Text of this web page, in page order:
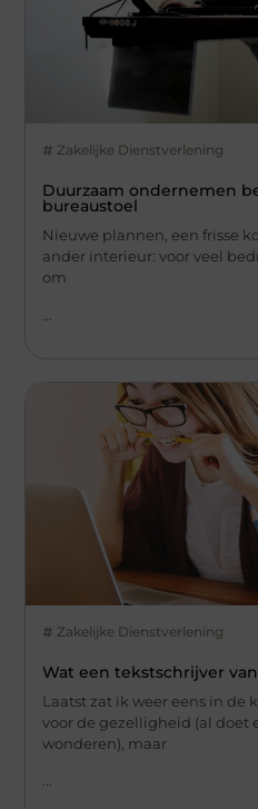
Zakelijke Dienstverlening
Duurzaam ondernemen
bureaustoel
Nieuwe plannen, een frisse
ander interieur: voor veel
om
Zakelijke Dienstverlening
Wat een tekstschrijver
Laatst zat ik weer eens in de
voor de gezelligheid (al doet
wonderen), maar